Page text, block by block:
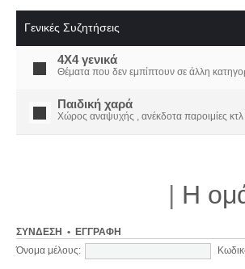
Γενικές Συζητήσεις
4X4 γενικά
Θέματα που δεν εμπίπτουν σε άλλη
Παιδική χαρά
Χώρος αναψυχής , ανέκδοτα παροιμίες
| Η
ΣΎΝΔΕΣΗ • ΕΓΓΡΑΦΉ
Όνομα μέλους: